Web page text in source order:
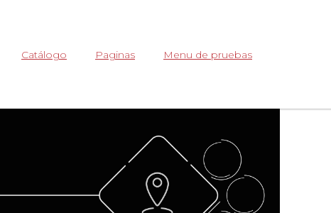
Catálogo Paginas Menu de pruebas